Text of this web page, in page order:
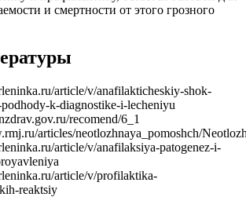
и смертности от этого грозного
article/v/anafilakticheskiy-shok-
k-diagnostike-i-lecheniyu
recomend/6_1
articles/neotlozhnaya_pomoshch/
article/v/anafilaksiya-patogenez-i-
article/v/profilaktika-
reaktsiy